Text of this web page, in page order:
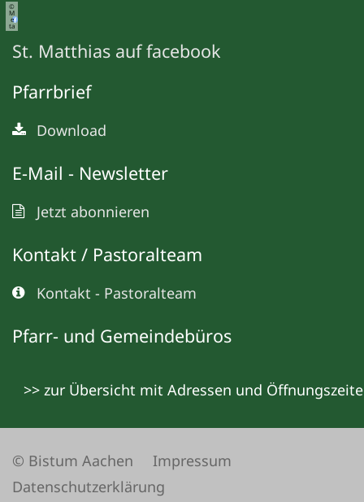
©
M
e
ta
St. Matthias auf facebook
Pfarrbrief
Download
E-Mail - Newsletter
Jetzt abonnieren
Kontakt / Pastoralteam
Kontakt - Pastoralteam
Pfarr- und Gemeindebüros
>> zur Übersicht mit Adressen und
© Bistum Aachen
Impressum
Datenschutzerklärung